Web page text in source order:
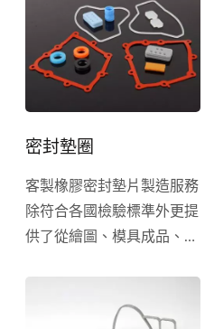
密封墊圈
客製橡膠密封墊片製造服務
除符合各國檢驗標準外更提
供了從繪圖、模具成品、檢